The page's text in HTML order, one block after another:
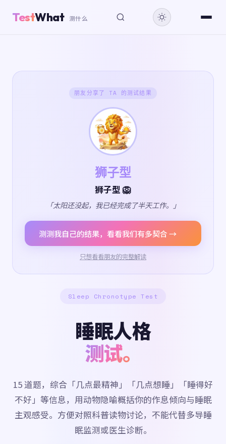
TestWhat 测什么
朋友分享了 TA 的测试结果
狮子型
狮子型 🦁
「太阳还没起，我已经完成了半天工作。」
测测我自己的结果，看看我们有多契合 →
只想看看朋友的完整解读
Sleep Chronotype Test
睡眠人格
测试。
15 道题，综合「几点最精神」「几点想睡」「睡得好
不好」等信息，用动物隐喻概括你的作息倾向与睡眠
主观感受。方便对照科普读物讨论，不能代替多导睡
眠监测或医生诊断。